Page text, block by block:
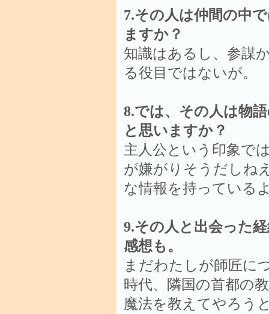
7.その人は仲間の中
ますか？
知識はあるし、参謀
る役目ではないが。
8.では、その人は物
と思いますか？
主人公という印象で
が嫌がりそうだしね
な情報を持っている
9.その人と出会った
感想も。
まだわたしが師匠に
時代、隣国の首都の
魔法を教えてやろう